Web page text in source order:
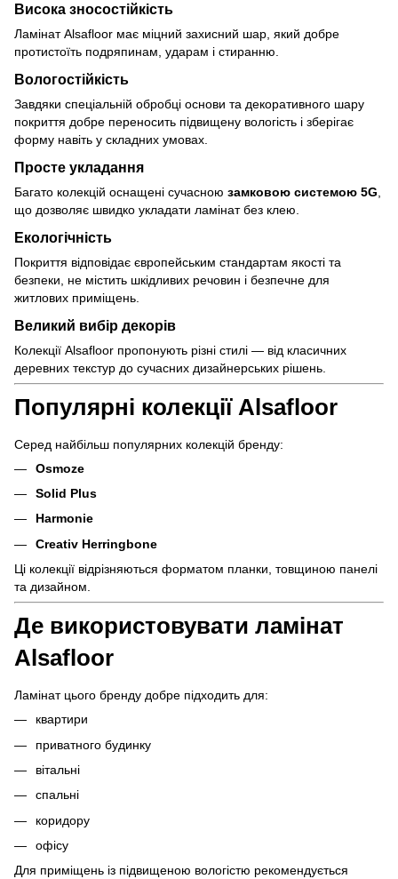
Висока зносостійкість
Ламінат Alsafloor має міцний захисний шар, який добре
протистоїть подряпинам, ударам і стиранню.
Вологостійкість
Завдяки спеціальній обробці основи та декоративного шару
покриття добре переносить підвищену вологість і зберігає
форму навіть у складних умовах.
Просте укладання
Багато колекцій оснащені сучасною замковою системою 5G
що дозволяє швидко укладати ламінат без клею.
Екологічність
Покриття відповідає європейським стандартам якості та
безпеки, не містить шкідливих речовин і безпечне для
житлових приміщень.
Великий вибір декорів
Колекції Alsafloor пропонують різні стилі — від класичних
деревних текстур до сучасних дизайнерських рішень.
Популярні колекції Alsafloor
Серед найбільш популярних колекцій бренду:
Osmoze
Solid Plus
Harmonie
Creativ Herringbone
Ці колекції відрізняються форматом планки, товщиною панелі
та дизайном.
Де використовувати ламінат
Alsafloor
Ламінат цього бренду добре підходить для:
квартири
приватного будинку
вітальні
спальні
коридору
офісу
Для приміщень із підвищеною вологістю рекомендується